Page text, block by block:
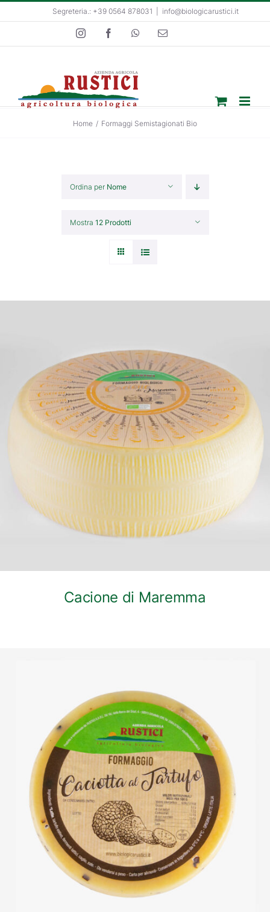
al
Segreteria.: +39 0564 878031 info@biologicarustici.it
InstagramFacebookWhatsApp
Email
Home / Formaggi Semistagionati Bio
Ordina per Nome
Mostra 12 Prodotti
DETTAGLI
Cacione di Maremma